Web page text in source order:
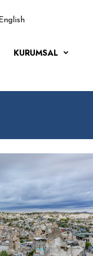
English
KURUMSAL